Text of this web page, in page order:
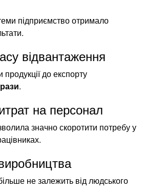
підприємство отримало
відвантаження
продукції до експорту
.
на персонал
значно скоротити потребу у
не залежить від людського